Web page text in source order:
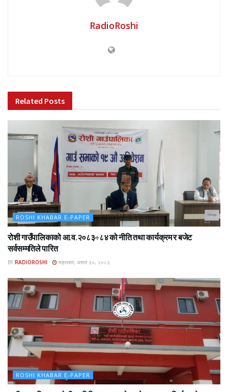
RadioRoshi
Related Posts
ROSHI KHABAR E-PAPER
रोशी गाउँपालिकाको आ.व.२०८३÷८४ को नीति तथा कार्यक्रम र बजेट
सर्वसम्मतिले पारित
BY RADIOROSHI मङ्लबार, असार ३०, २०८३
ROSHI KHABAR E-PAPER